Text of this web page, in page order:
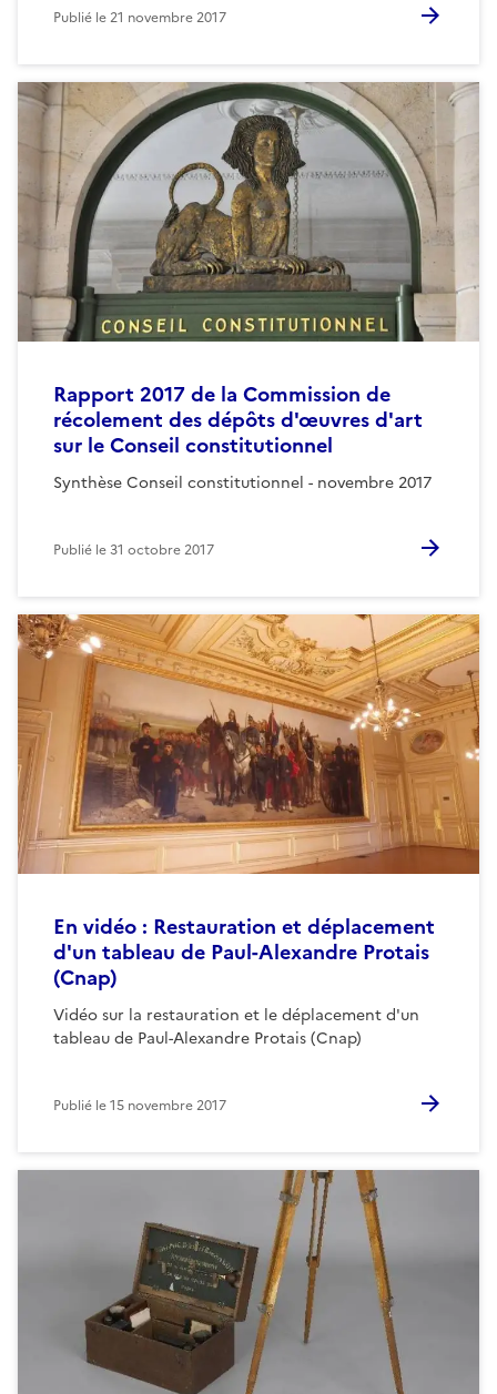
Publié le21 novembre 2017
Rapport 2017 de la Commission de
récolement des dépôts d'œuvres d'art
sur le Conseil constitutionnel
Synthèse Conseil constitutionnel - novembre 2017
Publié le31 octobre 2017
En vidéo : Restauration et déplacement
d'un tableau de Paul-Alexandre Protais
(Cnap)
Vidéo sur la restauration et le déplacement d'un
tableau de Paul-Alexandre Protais (Cnap)
Publié le15 novembre 2017